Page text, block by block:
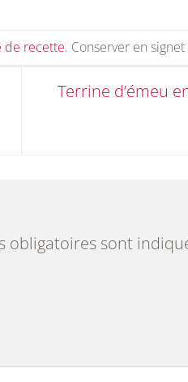
de recette. Conserver en signet
Terrine d’émeu
obligatoires sont